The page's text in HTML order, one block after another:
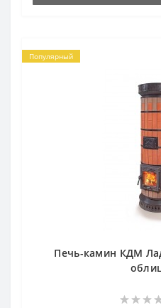
Популярный
Печь-камин КДМ